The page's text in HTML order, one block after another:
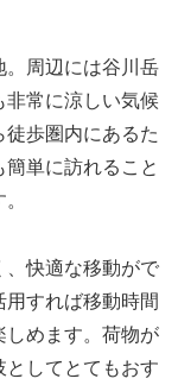
。周辺には谷川岳
常に涼しい気候
歩圏内にあるた
単に訪れること
、快適な移動がで
すれば移動時間
しめます。荷物が
としてとてもおす